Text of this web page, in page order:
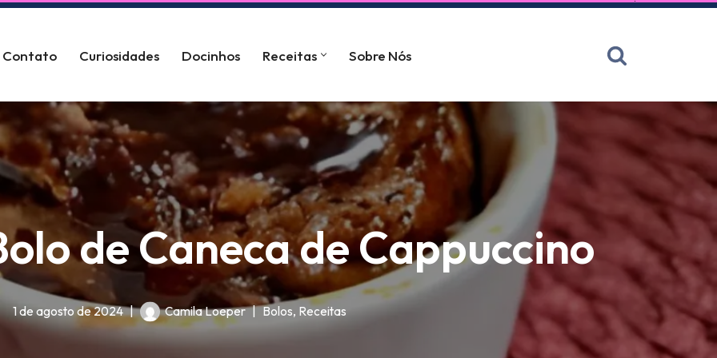
Contato Curiosidades Docinhos Receitas Sobre Nós
de Caneca de Cappuccino
1 de agosto de 2024 Camila Loeper Bolos, Receitas